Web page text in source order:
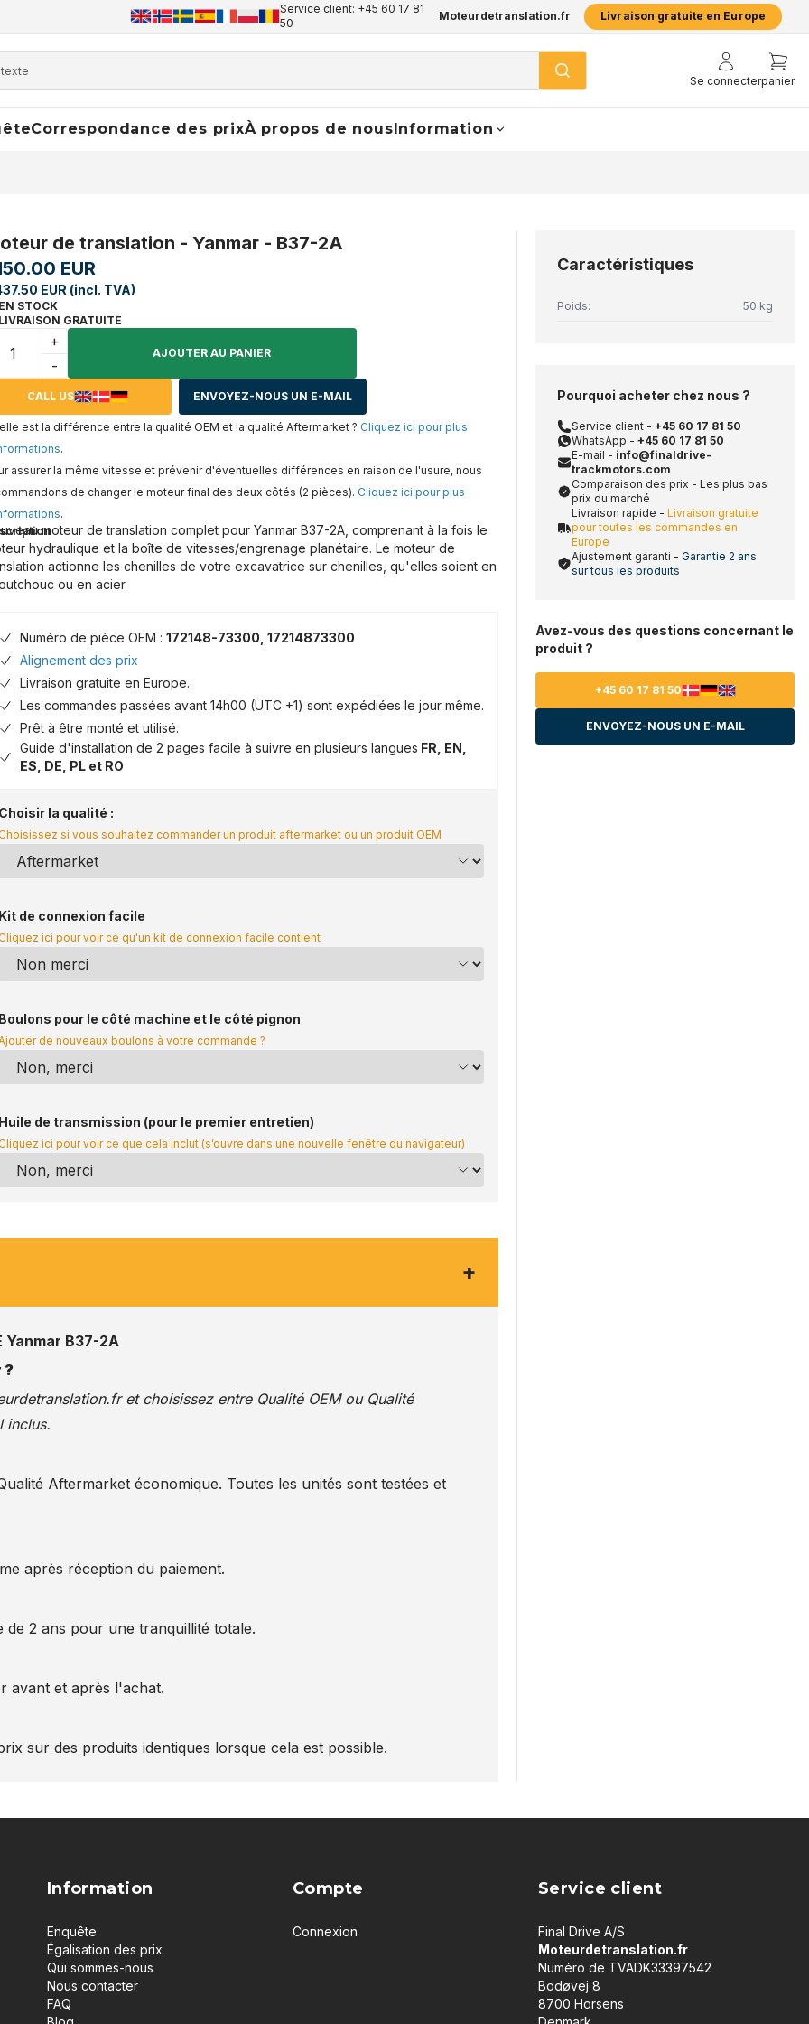
Service client: +45 60 17 81
50
Moteurdetranslation.fr Livraison gratuite en Europe
Se connecterpanier
Correspondance des prixÀ propos de nousInformation
de translation - Yanmar - B37-2A
EUR
EUR (incl. TVA)
EN STOCK
LIVRAISON GRATUITE
+
-
AJOUTER AU PANIER
CALL US ENVOYEZ-NOUS UN E-MAIL
est la différence entre la qualité OEM et la qualité Aftermarket ? Cliquez ici pour plus
.
assurer la même vitesse et prévenir d'éventuelles différences en raison de l'usure, nous
de changer le moteur final des deux côtés (2 pièces). Cliquez ici pour plus
.
moteur de translation complet pour Yanmar B37-2A, comprenant à la fois le
hydraulique et la boîte de vitesses/engrenage planétaire. Le moteur de
actionne les chenilles de votre excavatrice sur chenilles, qu'elles soient en
ou en acier.
Numéro de pièce OEM : 172148-73300, 17214873300
Alignement des prix
Livraison gratuite en Europe.
Les commandes passées avant 14h00 (UTC +1) sont expédiées le jour même.
Prêt à être monté et utilisé.
Guide d'installation de 2 pages facile à suivre en plusieurs langues FR, EN,
ES, DE, PL et RO
Choisir la qualité :
si vous souhaitez commander un produit aftermarket ou un produit OEM
Kit de connexion facile
ici pour voir ce qu'un kit de connexion facile contient
Boulons pour le côté machine et le côté pignon
de nouveaux boulons à votre commande ?
Huile de transmission (pour le premier entretien)
ici pour voir ce que cela inclut (s’ouvre dans une nouvelle fenêtre du navigateur)
+
Yanmar B37-2A
?
et choisissez entre Qualité OEM ou Qualité
inclus.
Aftermarket économique. Toutes les unités sont testées et
après réception du paiement.
2 ans pour une tranquillité totale.
avant et après l'achat.
sur des produits identiques lorsque cela est possible.
Caractéristiques
Poids: 50 kg
Pourquoi acheter chez nous ?
Service client - +45 60 17 81 50
WhatsApp - +45 60 17 81 50
E-mail - info@finaldrive-
trackmotors.com
Comparaison des prix - Les plus bas
prix du marché
Livraison rapide - Livraison gratuite
pour toutes les commandes en
Europe
Ajustement garanti - Garantie 2 ans
sur tous les produits
Avez-vous des questions concernant le
produit ?
+45 60 17 81 50
ENVOYEZ-NOUS UN E-MAIL
Information
Enquête
Égalisation des prix
Qui sommes-nous
Nous contacter
FAQ
Compte
Connexion
Service client
Final Drive A/S
Moteurdetranslation.fr
Numéro de TVADK33397542
Bodøvej 8
8700 Horsens